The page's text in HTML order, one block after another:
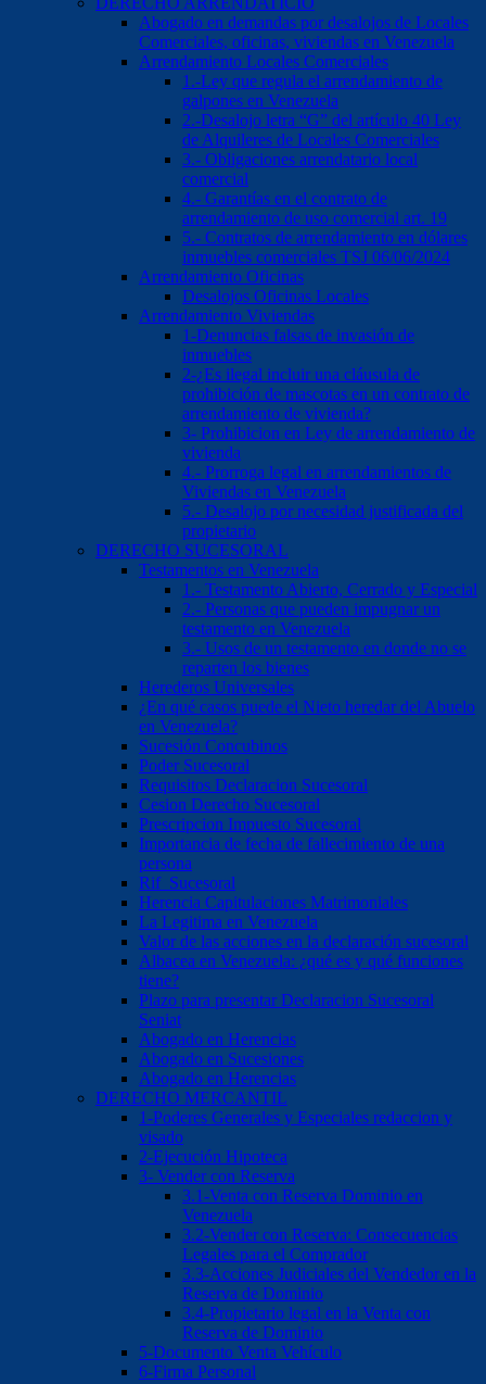
Abogado en demandas por desalojos de Locales
Comerciales, oficinas, viviendas en Venezuela
Arrendamiento Locales Comerciales
1.-Ley que regula el arrendamiento de
galpones en Venezuela
2.-Desalojo letra “G” del artículo 40 Ley
de Alquileres de Locales Comerciales
3.- Obligaciones arrendatario local
comercial
4.- Garantías en el contrato de
arrendamiento de uso comercial art. 19
5.- Contratos de arrendamiento en dólares
inmuebles comerciales TSJ 06/06/2024
Arrendamiento Oficinas
Desalojos Oficinas Locales
Arrendamiento Viviendas
1-Denuncias falsas de invasión de
inmuebles
2-¿Es ilegal incluir una cláusula de
prohibición de mascotas en un contrato de
arrendamiento de vivienda?
3- Prohibicion en Ley de arrendamiento de
vivienda
4.- Prorroga legal en arrendamientos de
Viviendas en Venezuela
5.- Desalojo por necesidad justificada del
propietario
DERECHO SUCESORAL
Testamentos en Venezuela
1.- Testamento Abierto, Cerrado y Especial
2.- Personas que pueden impugnar un
testamento en Venezuela
3.- Usos de un testamento en donde no se
reparten los bienes
Herederos Universales
¿En qué casos puede el Nieto heredar del Abuelo
en Venezuela?
Sucesión Concubinos
Poder Sucesoral
Requisitos Declaracion Sucesoral
Cesion Derecho Sucesoral
Prescripcion Impuesto Sucesoral
Importancia de fecha de fallecimiento de una
persona
Rif Sucesoral
Herencia Capitulaciones Matrimoniales
La Legitima en Venezuela
Valor de las acciones en la declaración sucesoral
Albacea en Venezuela: ¿qué es y qué funciones
tiene?
Plazo para presentar Declaracion Sucesoral
Seniat
Abogado en Herencias
Abogado en Sucesiones
Abogado en Herencias
DERECHO MERCANTIL
1-Poderes Generales y Especiales redaccion y
visado
2-Ejecución Hipoteca
3- Vender con Reserva
3.1-Venta con Reserva Dominio en
Venezuela
3.2-Vender con Reserva: Consecuencias
Legales para el Comprador
3.3-Acciones Judiciales del Vendedor en la
Reserva de Dominio
3.4-Propietario legal en la Venta con
Reserva de Dominio
5-Documento Venta Vehículo
6-Firma Personal